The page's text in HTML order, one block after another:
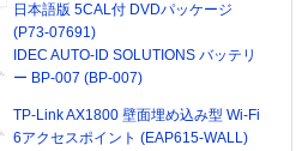
日本語版 5CAL付 DVDパッケージ
(P73-07691)
IDEC AUTO-ID SOLUTIONS バッテリ
ー BP-007 (BP-007)
TP-Link AX1800 壁面埋め込み型 Wi-Fi
6アクセスポイント (EAP615-WALL)